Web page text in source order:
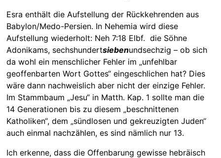
Esra enthält die Aufstellung der Rückkehrenden aus
Babylon/Medo-Persien. In Nehemia wird diese
Aufstellung wiederholt: Neh 7:18 Elbf. die Söhne
Adonikams, sechshundertsiebenundsechzig – ob sich
da wohl ein menschlicher Fehler im „unfehlbar
geoffenbarten Wort Gottes“ eingeschlichen hat? Dies
wäre dann nachweislich aber nicht der einzige Fehler.
Im Stammbaum „Jesu“ in Matth. Kap. 1 sollte man die
14 Generationen bis zu diesem „beschnittenen
Katholiken“, dem „sündlosen und gekreuzigten Juden“
auch einmal nachzählen, es sind nämlich nur 13.
Ich erkenne, dass die Offenbarung gewisse hebräisch